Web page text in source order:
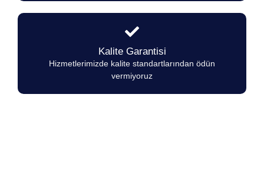
Kalite Garantisi
Hizmetlerimizde kalite standartlarından ödün
vermiyoruz